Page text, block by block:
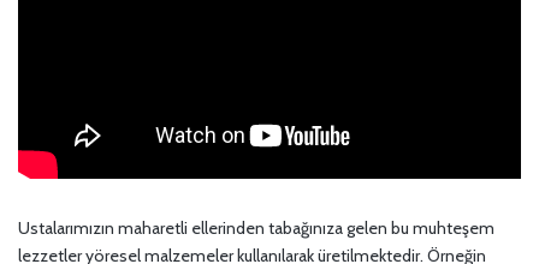
Ustalarımızın maharetli ellerinden tabağınıza gelen bu muhteşem
lezzetler yöresel malzemeler kullanılarak üretilmektedir. Örneğin